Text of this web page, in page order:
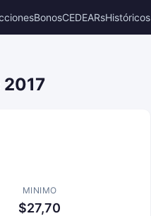
BonosCEDEARsHistóricos
2017
MINIMO
$27,70